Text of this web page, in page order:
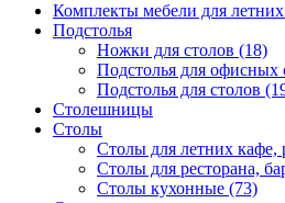
Комплекты мебели для
Подстолья
Ножки для столов (18)
Подстолья для офисных
Подстолья для столов
Столешницы
Столы
Столы для летних кафе,
Столы для ресторана,
Столы кухонные (73)